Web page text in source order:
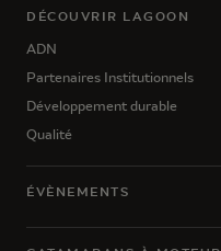
DÉCOUVRIR LAGOON
ADN
Partenaires Institutionnels
Développement durable
Qualité
ÉVÈNEMENTS